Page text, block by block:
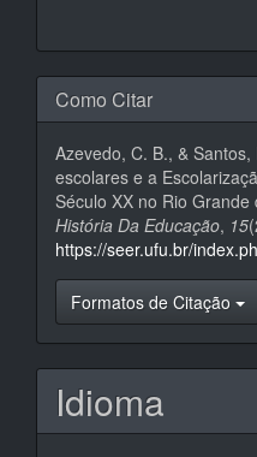
Como Citar
Azevedo, C. B., &
escolares e a
Século XX no Rio Grande
História Da Educação, 15
https://seer.ufu.br/
Formatos de Citação
Idioma